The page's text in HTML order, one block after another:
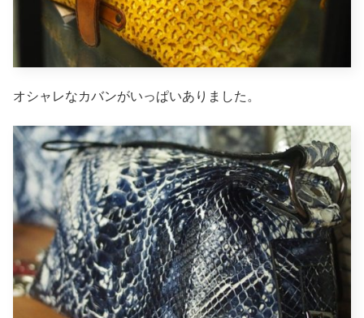
オシャレなカバンがいっぱいありました。